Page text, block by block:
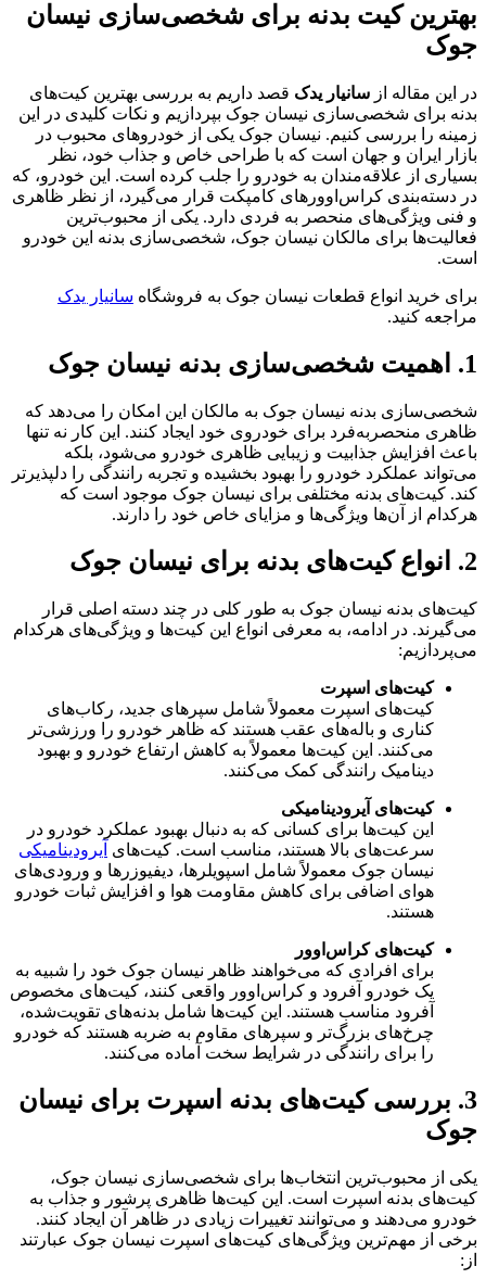
بهترین کیت بدنه برای شخصی‌سازی نیسان
جوک
در این مقاله از سانیار یدک قصد داریم به بررسی بهترین کیت‌های
بدنه برای شخصی‌سازی نیسان جوک بپردازیم و نکات کلیدی در این
زمینه را بررسی کنیم. نیسان جوک یکی از خودروهای محبوب در
بازار ایران و جهان است که با طراحی خاص و جذاب خود، نظر
بسیاری از علاقه‌مندان به خودرو را جلب کرده است. این خودرو، که
در دسته‌بندی کراس‌اوورهای کامپکت قرار می‌گیرد، از نظر ظاهری
و فنی ویژگی‌های منحصر به فردی دارد. یکی از محبوب‌ترین
فعالیت‌ها برای مالکان نیسان جوک، شخصی‌سازی بدنه این خودرو
است.
برای خرید انواع قطعات نیسان جوک به فروشگاه سانیار یدک
مراجعه کنید.
1. اهمیت شخصی‌سازی بدنه نیسان جوک
شخصی‌سازی بدنه نیسان جوک به مالکان این امکان را می‌دهد که
ظاهری منحصربه‌فرد برای خودروی خود ایجاد کنند. این کار نه تنها
باعث افزایش جذابیت و زیبایی ظاهری خودرو می‌شود، بلکه
می‌تواند عملکرد خودرو را بهبود بخشیده و تجربه رانندگی را دلپذیرتر
کند. کیت‌های بدنه مختلفی برای نیسان جوک موجود است که
هرکدام از آن‌ها ویژگی‌ها و مزایای خاص خود را دارند.
2. انواع کیت‌های بدنه برای نیسان جوک
کیت‌های بدنه نیسان جوک به طور کلی در چند دسته اصلی قرار
می‌گیرند. در ادامه، به معرفی انواع این کیت‌ها و ویژگی‌های هرکدام
می‌پردازیم:
کیت‌های اسپرت
کیت‌های اسپرت معمولاً شامل سپرهای جدید، رکاب‌های
کناری و باله‌های عقب هستند که ظاهر خودرو را ورزشی‌تر
می‌کنند. این کیت‌ها معمولاً به کاهش ارتفاع خودرو و بهبود
دینامیک رانندگی کمک می‌کنند.
کیت‌های آیرودینامیکی
این کیت‌ها برای کسانی که به دنبال بهبود عملکرد خودرو در
سرعت‌های بالا هستند، مناسب است. کیت‌های آیرودینامیکی
نیسان جوک معمولاً شامل اسپویلرها، دیفیوزرها و ورودی‌های
هوای اضافی برای کاهش مقاومت هوا و افزایش ثبات خودرو
هستند.
کیت‌های کراس‌اوور
برای افرادی که می‌خواهند ظاهر نیسان جوک خود را شبیه به
یک خودرو آفرود و کراس‌اوور واقعی کنند، کیت‌های مخصوص
آفرود مناسب هستند. این کیت‌ها شامل بدنه‌های تقویت‌شده،
چرخ‌های بزرگ‌تر و سپرهای مقاوم به ضربه هستند که خودرو
را برای رانندگی در شرایط سخت آماده می‌کنند.
3. بررسی کیت‌های بدنه اسپرت برای نیسان
جوک
یکی از محبوب‌ترین انتخاب‌ها برای شخصی‌سازی نیسان جوک،
کیت‌های بدنه اسپرت است. این کیت‌ها ظاهری پرشور و جذاب به
خودرو می‌دهند و می‌توانند تغییرات زیادی در ظاهر آن ایجاد کنند.
برخی از مهم‌ترین ویژگی‌های کیت‌های اسپرت نیسان جوک عبارتند
از: